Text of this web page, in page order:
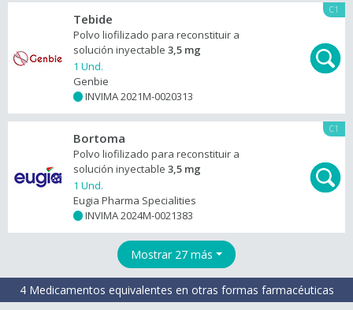
C1
Tebide
Polvo liofilizado para reconstituir a
solución inyectable 3,5 mg
1 Und.
Genbie
INVIMA 2021M-0020313
C1
Bortoma
Polvo liofilizado para reconstituir a
solución inyectable 3,5 mg
1 Und.
Eugia Pharma Specialities
INVIMA 2024M-0021383
Mostrar 27 más
4 Medicamentos equivalentes en otras formas farmacéuticas